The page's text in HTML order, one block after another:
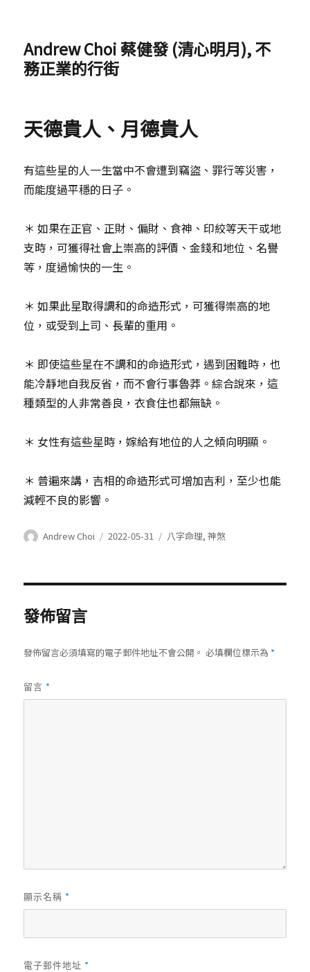
Andrew Choi 蔡健發 (清心明月), 不
務正業的行街
天德貴人、月德貴人
有這些星的人一生當中不會遭到竊盜、罪行等災害，
而能度過平穩的日子。
＊ 如果在正官、正財、偏財、食神、印絞等天干或地
支時，可獲得社會上崇高的評價、金錢和地位、名譽
等，度過愉快的一生。
＊ 如果此星取得調和的命造形式，可獲得崇高的地
位，或受到上司、長輩的重用。
＊ 即使這些星在不調和的命造形式，遇到困難時，也
能冷靜地自我反省，而不會行事魯莽。綜合說來，這
種類型的人非常善良，衣食住也都無缺。
＊ 女性有這些星時，嫁給有地位的人之傾向明顯。
＊ 普遍來講，吉相的命造形式可增加吉利，至少也能
減輕不良的影響。
作
Andrew Choi
發
2022-05-31
分
八字命理,神煞
發佈留言
發佈留言必須填寫的電子郵件地址不會公開。 必填欄位標示為 *
留言 *
顯示名稱 *
電子郵件地址 *